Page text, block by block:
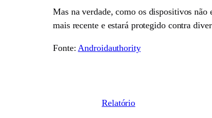
Mas na verdade, como os dispositivos não
mais recente e estará protegido contra
Fonte:Androidauthority
Relatório